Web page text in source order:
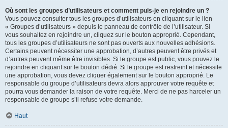
Où sont les groupes d’utilisateurs et comment puis-je en rejoindre un ?
Vous pouvez consulter tous les groupes d’utilisateurs en cliquant sur le lien
« Groupes d’utilisateurs » depuis le panneau de contrôle de l’utilisateur. Si
vous souhaitez en rejoindre un, cliquez sur le bouton approprié. Cependant,
tous les groupes d’utilisateurs ne sont pas ouverts aux nouvelles adhésions.
Certains peuvent nécessiter une approbation, d’autres peuvent être privés et
d’autres peuvent même être invisibles. Si le groupe est public, vous pouvez le
rejoindre en cliquant sur le bouton dédié. Si le groupe est restreint et nécessite
une approbation, vous devez cliquer également sur le bouton approprié. Le
responsable du groupe d’utilisateurs devra alors approuver votre requête et
pourra vous demander la raison de votre requête. Merci de ne pas harceler un
responsable de groupe s’il refuse votre demande.
Haut